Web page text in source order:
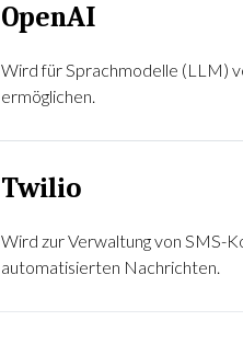
OpenAI
Wird für Sprachmodelle (LLM)
ermöglichen.
Twilio
Wird zur Verwaltung von SMS-
automatisierten Nachrichten.